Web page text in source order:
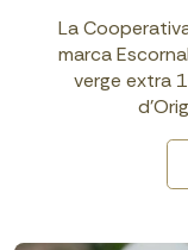
La
marca
verge extra